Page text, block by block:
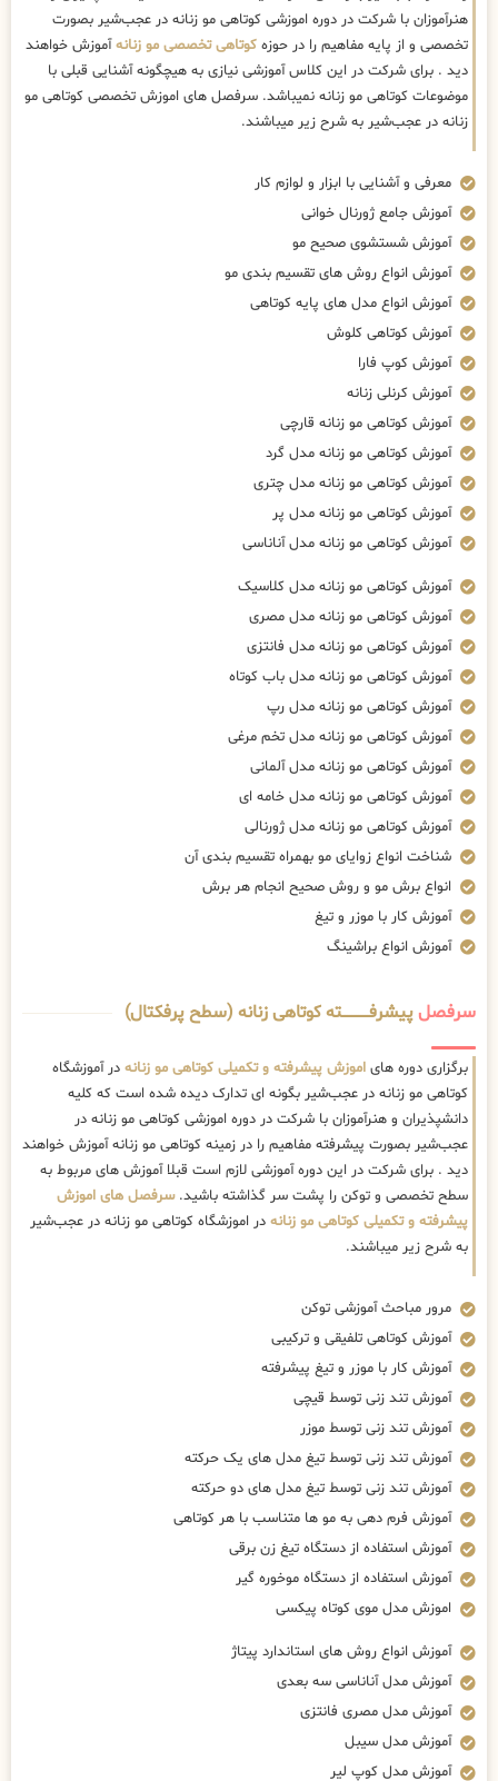
هنرآموزان با شرکت در دوره اموزشی کوتاهی مو زنانه در عجب‌شیر بصورت
تخصصی و از پایه مفاهیم را در حوزه کوتاهی تخصصی مو زنانهآموزش خواهند
دید . برای شرکت در این کلاس آموزشی نیازی به هیچگونه آشنایی قبلی با
موضوعات کوتاهی مو زنانه نمیباشد. سرفصل های اموزش تخصصی کوتاهی مو
زنانه در عجب‌شیر به شرح زیر میباشند.
معرفی و آشنایی با ابزار و لوازم کار
آموزش جامع ژورنال خوانی
آموزش شستشوی صحیح مو
آموزش انواع روش های تقسیم بندی مو
آموزش انواع مدل های پایه کوتاهی
آموزش کوتاهی کلوش
آموزش کوپ فارا
آموزش کرنلی زنانه
آموزش کوتاهی مو زنانه قارچی
آموزش کوتاهی مو زنانه مدل گرد
آموزش کوتاهی مو زنانه مدل چتری
آموزش کوتاهی مو زنانه مدل پر
آموزش کوتاهی مو زنانه مدل آناناسی
آموزش کوتاهی مو زنانه مدل کلاسیک
آموزش کوتاهی مو زنانه مدل مصری
آموزش کوتاهی مو زنانه مدل فانتزی
آموزش کوتاهی مو زنانه مدل باب کوتاه
آموزش کوتاهی مو زنانه مدل رپ
آموزش کوتاهی مو زنانه مدل تخم مرغی
آموزش کوتاهی مو زنانه مدل آلمانی
آموزش کوتاهی مو زنانه مدل خامه ای
آموزش کوتاهی مو زنانه مدل ژورنالی
شناخت انواع زوایای مو بهمراه تقسیم بندی آن
انواع برش مو و روش صحیح انجام هر برش
آموزش کار با موزر و تیغ
آموزش انواع براشینگ
سرفصلپیشرفــــــــــــته کوتاهی زنانه (سطح پرفکتال)
برگزاری دوره های اموزش پیشرفته و تکمیلی کوتاهی مو زنانه در آموزشگاه
کوتاهی مو زنانه در عجب‌شیر بگونه ای تدارک دیده شده است که کلیه
دانشپذیران و هنرآموزان با شرکت در دوره اموزشی کوتاهی مو زنانه در
عجب‌شیر بصورت پیشرفته مفاهیم را در زمینه کوتاهی مو زنانه آموزش خواهند
دید . برای شرکت در این دوره آموزشی لازم است قبلا آموزش های مربوط به
سطح تخصصی و توکن را پشت سر گذاشته باشید.سرفصل های اموزش
پیشرفته و تکمیلی کوتاهی مو زنانه در اموزشگاه کوتاهی مو زنانه در عجب‌شیر
به شرح زیر میباشند.
مرور مباحث آموزشی توکن
آموزش کوتاهی تلفیقی و ترکیبی
آموزش کار با موزر و تیغ پیشرفته
آموزش تند زنی توسط قیچی
آموزش تند زنی توسط موزر
آموزش تند زنی توسط تیغ مدل های یک حرکته
آموزش تند زنی توسط تیغ مدل های دو حرکته
آموزش فرم دهی به مو ها متناسب با هر کوتاهی
آموزش استفاده از دستگاه تیغ زن برقی
آموزش استفاده از دستگاه موخوره گیر
اموزش مدل موی کوتاه پیکسی
آموزش انواع روش های استاندارد پیتاژ
آموزش مدل آناناسی سه بعدی
آموزش مدل مصری فانتزی
آموزش مدل سیبل
آموزش مدل کوپ لیر